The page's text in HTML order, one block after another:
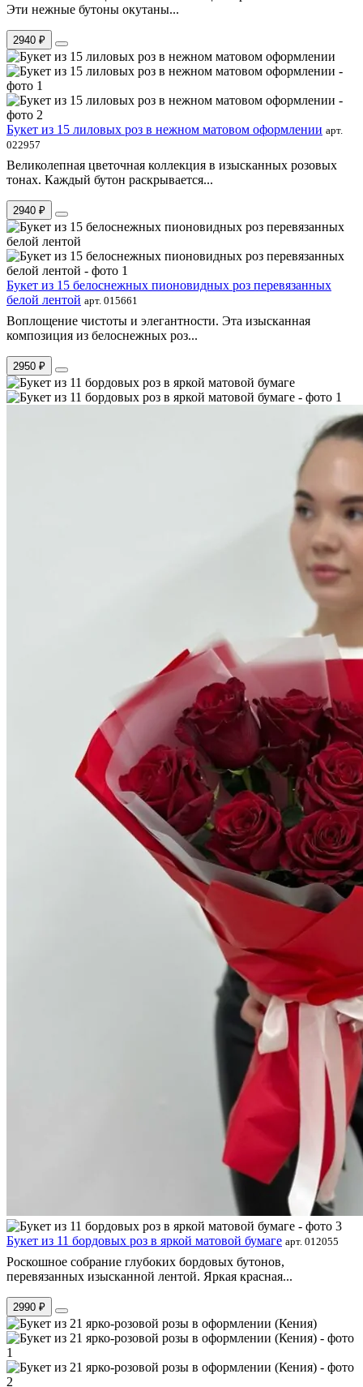
Эти нежные бутоны окутаны...
2940 ₽
Букет из 15 лиловых роз в нежном матовом оформлении арт.
022957
Великолепная цветочная коллекция в изысканных розовых
тонах. Каждый бутон раскрывается...
2940 ₽
Букет из 15 белоснежных пионовидных роз перевязанных
белой лентой арт. 015661
Воплощение чистоты и элегантности. Эта изысканная
композиция из белоснежных роз...
2950 ₽
Букет из 11 бордовых роз в яркой матовой бумаге арт. 012055
Роскошное собрание глубоких бордовых бутонов,
перевязанных изысканной лентой. Яркая красная...
2990 ₽